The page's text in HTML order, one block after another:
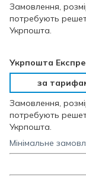
Замовлення,
потребують
Укрпошта.
Укрпошта
за
Замовлення,
потребують
Укрпошта.
Мінімальне